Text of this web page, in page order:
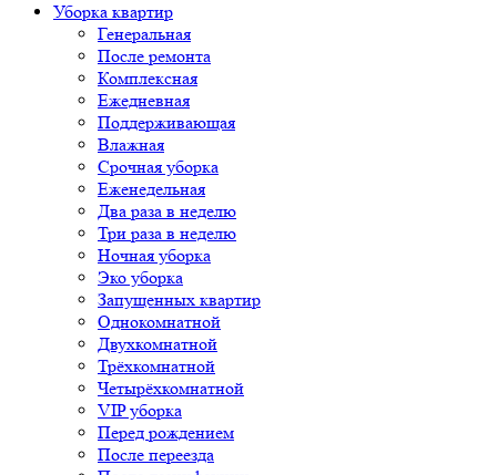
Уборка квартир
Генеральная
После ремонта
Комплексная
Ежедневная
Поддерживающая
Влажная
Срочная уборка
Еженедельная
Два раза в неделю
Три раза в неделю
Ночная уборка
Эко уборка
Запущенных квартир
Однокомнатной
Двухкомнатной
Трёхкомнатной
Четырёхкомнатной
VIP уборка
Перед рождением
После переезда